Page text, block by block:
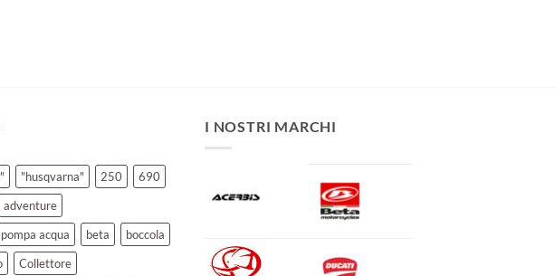
"husqvarna" 250
690
adventure
acqua
beta
boccola
Collettore
I NOSTRI MARCHI